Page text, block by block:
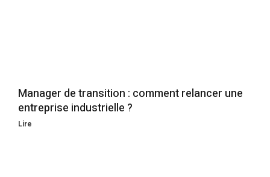
Manager de transition : comment relancer une
entreprise industrielle ?
Lire